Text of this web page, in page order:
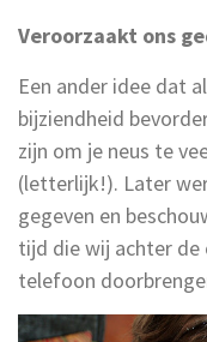
Veroorzaakt ons
Een ander idee dat
bijziendheid
zijn om je neus te
(letterlijk!). Later
gegeven en
tijd die wij achter
telefoon